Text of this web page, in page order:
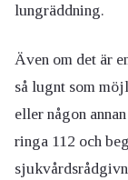
lungräddning.
Även om det är
så lugnt som
eller någon
ringa 112 och